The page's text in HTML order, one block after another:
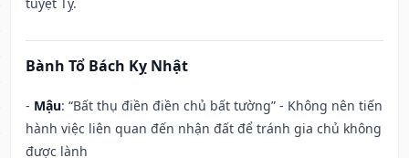
Bành Tổ Bách Kỵ Nhật
- Mậu: “Bất thụ điền điền chủ bất tường” - Không nên tiến
hành việc liên quan đến nhận đất để tránh gia chủ không
được lành